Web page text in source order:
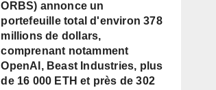
ORBS) annonce un
portefeuille total d'environ 378
millions de dollars,
comprenant notamment
OpenAI, Beast Industries, plus
de 16 000 ETH et près de 302